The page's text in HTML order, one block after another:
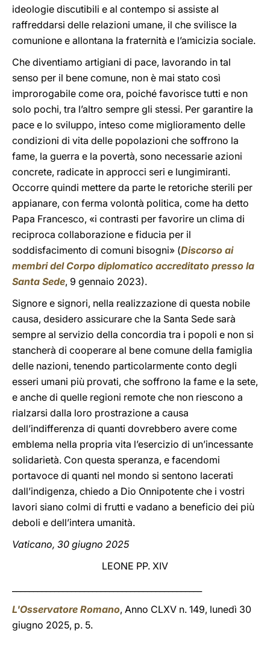
ideologie discutibili e al contempo si assiste al
raffreddarsi delle relazioni umane, il che svilisce la
comunione e allontana la fraternità e l’amicizia sociale.
Che diventiamo artigiani di pace, lavorando in tal
senso per il bene comune, non è mai stato così
improrogabile come ora, poiché favorisce tutti e non
solo pochi, tra l’altro sempre gli stessi. Per garantire la
pace e lo sviluppo, inteso come miglioramento delle
condizioni di vita delle popolazioni che soffrono la
fame, la guerra e la povertà, sono necessarie azioni
concrete, radicate in approcci seri e lungimiranti.
Occorre quindi mettere da parte le retoriche sterili per
appianare, con ferma volontà politica, come ha detto
Papa Francesco, «i contrasti per favorire un clima di
reciproca collaborazione e fiducia per il
soddisfacimento di comuni bisogni» (Discorso ai
membri del Corpo diplomatico accreditato presso la
Santa Sede, 9 gennaio 2023).
Signore e signori, nella realizzazione di questa nobile
causa, desidero assicurare che la Santa Sede sarà
sempre al servizio della concordia tra i popoli e non si
stancherà di cooperare al bene comune della famiglia
delle nazioni, tenendo particolarmente conto degli
esseri umani più provati, che soffrono la fame e la sete,
e anche di quelle regioni remote che non riescono a
rialzarsi dalla loro prostrazione a causa
dell’indifferenza di quanti dovrebbero avere come
emblema nella propria vita l’esercizio di un’incessante
solidarietà. Con questa speranza, e facendomi
portavoce di quanti nel mondo si sentono lacerati
dall’indigenza, chiedo a Dio Onnipotente che i vostri
lavori siano colmi di frutti e vadano a beneficio dei più
deboli e dell’intera umanità.
Vaticano, 30 giugno 2025
LEONE PP. XIV
L'Osservatore Romano, Anno CLXV n. 149, lunedì 30
giugno 2025, p. 5.